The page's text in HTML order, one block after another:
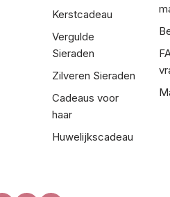
Kerstcadeau
Vergulde
Sieraden
Zilveren Sieraden
Cadeaus voor
haar
Huwelijkscadeau